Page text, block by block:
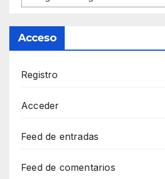
Acceso
Registro
Acceder
Feed de entradas
Feed de comentarios